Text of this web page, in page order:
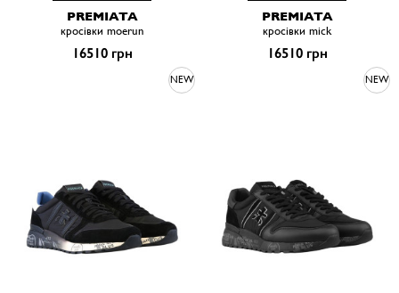
PREMIATA
кросівки moerun
16510 грн
PREMIATA
кросівки mick
16510 грн
NEW NEW